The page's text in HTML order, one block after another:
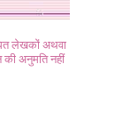
लेखकों अथवा
अनुमति नहीं